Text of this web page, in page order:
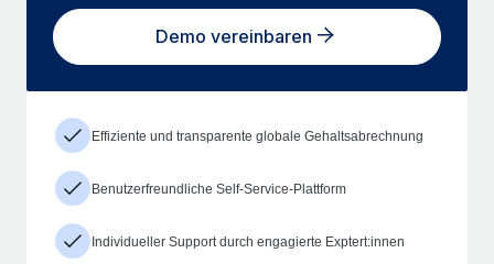
Demo vereinbaren
Effiziente und transparente globale Gehaltsabrechnung
Benutzerfreundliche Self-Service-Plattform
Individueller Support durch engagierte Exptert:innen